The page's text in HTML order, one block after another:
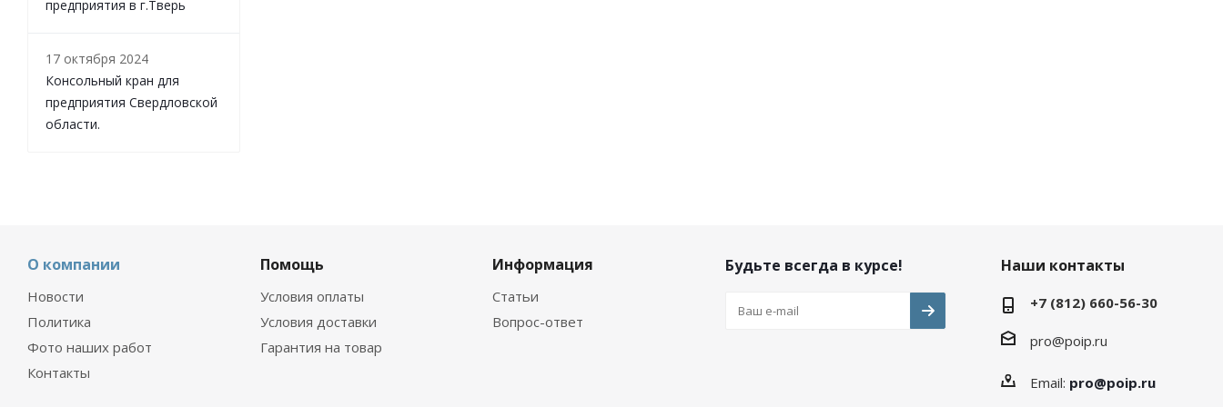
предприятия в г.Тверь
17 октября 2024
Консольный кран для
предприятия Свердловской
области.
О компании
Новости
Политика
Фото наших работ
Контакты
Помощь
Условия оплаты
Условия доставки
Гарантия на товар
Информация
Статьи
Вопрос-ответ
Будьте всегда в курсе! Наши контакты
+7 (812) 660-56-30
pro@poip.ru
Email: pro@poip.ru